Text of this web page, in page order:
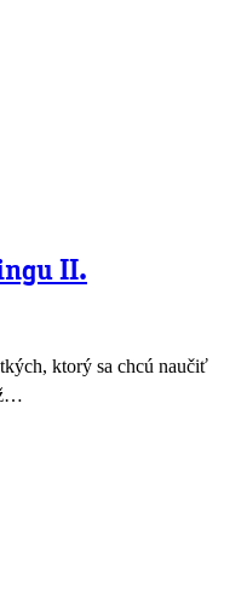
II.
ktorý sa chcú naučiť